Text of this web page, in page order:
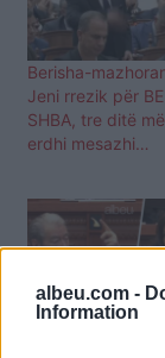
albeu.com -
Information
Berisha-
Jeni rrezik për
SHBA, tre ditë
erdhi mesazhi…